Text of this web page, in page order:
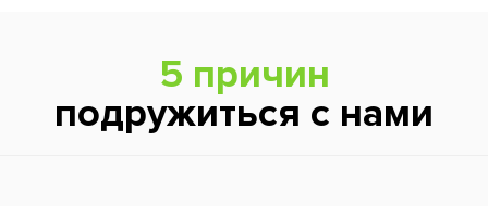
5 причин
подружиться с нами